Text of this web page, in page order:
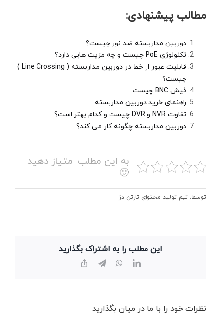
مطالب پیشنهادی:
دوربین مداربسته ضد نور چیست؟
تکنولوژی PoE چیست و چه مزیت هایی دارد؟
قابلیت عبور از خط در دوربین مداربسته ( Line Crossing )
چیست؟
فیش BNC چیست
راهنمای خرید دوربین مداربسته
تفاوت NVR و DVR چیست و کدام بهتر است؟
دوربین مداربسته چگونه کار می کند؟
به این مطلب امتیاز دهید
🙂
توسط: تیم تولید محتوای تارتن دژ
این مطلب را به اشتراک بگذارید
LinkedIn
WhatsApp
Telegram
نظرات خود را با ما در میان بگذارید